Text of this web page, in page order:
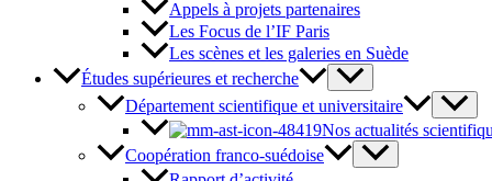
Appels à projets partenaires
Les Focus de l’IF Paris
Les scènes et les galeries en Suède
Études supérieures et recherche
Département scientifique et universitaire
Nos actualités
Coopération franco-suédoise